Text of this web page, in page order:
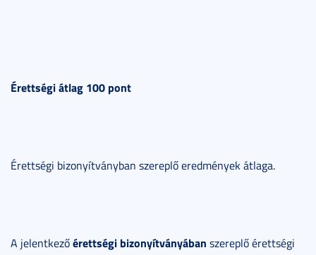
Érettségi átlag 100 pont
Érettségi bizonyítványban szereplő eredmények átlaga.
A jelentkezőérettségi bizonyítványában szereplő érettségi